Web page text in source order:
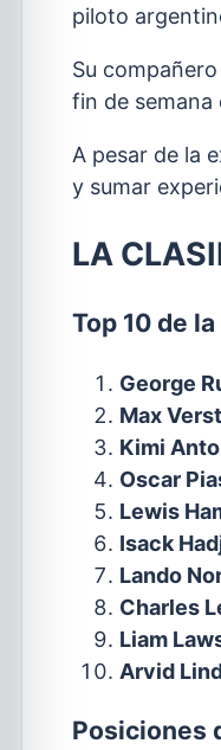
piloto
Su
fin de semana
A pesar de la
y sumar
LA
Top 10 de
George
Max
Kimi
Oscar
Lewis
Isack
Lando
Charles
Liam
Arvid
Posiciones